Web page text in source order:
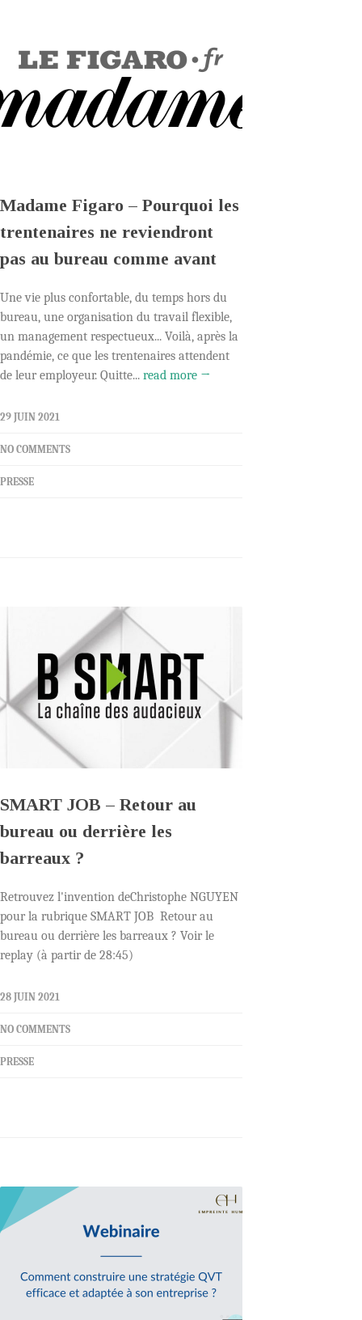
Madame Figaro – Pourquoi les
trentenaires ne reviendront
pas au bureau comme avant
Une vie plus confortable, du temps hors du
bureau, une organisation du travail flexible,
un management respectueux... Voilà, après la
pandémie, ce que les trentenaires attendent
de leur employeur. Quitte... read more →
29 JUIN 2021
NO COMMENTS
PRESSE
SMART JOB – Retour au
bureau ou derrière les
barreaux ?
Retrouvez l'invention deChristophe NGUYEN
pour la rubrique SMART JOB Retour au
bureau ou derrière les barreaux ? Voir le
replay (à partir de 28:45)
28 JUIN 2021
NO COMMENTS
PRESSE